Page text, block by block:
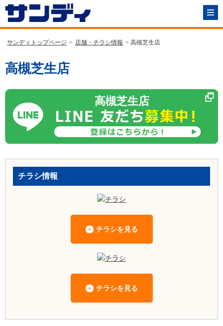
サンディトップページ > 店舗・チラシ情報 > 高槻芝生店
高槻芝生店
高槻芝生店
チラシ情報
チラシを見る
チラシを見る